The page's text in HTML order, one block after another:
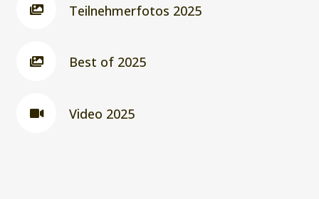
Teilnehmerfotos 2025
Best of 2025
Video 2025